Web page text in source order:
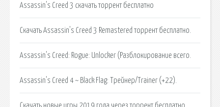
Assassin's Creed 3 скачать торрент бесплатно
Скачать Assassin's Creed 3 Remastered торрент бесплатно.
Assassin's Creed: Rogue: Unlocker (Разблокирование всего.
Assassin's Creed 4 ~ Black Flag: Трейнер/Trainer (+22).